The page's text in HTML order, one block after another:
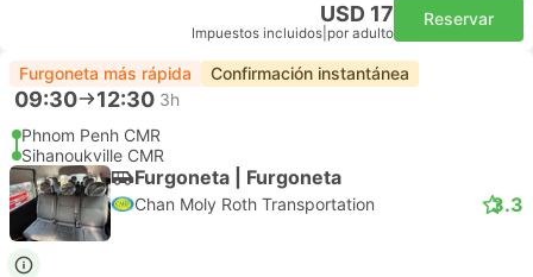
USD 17
Impuestos incluidos por adulto
Reservar
Furgoneta más rápida Confirmación instantánea
09:30 12:30 3h
Phnom Penh CMR
Sihanoukville CMR
Furgoneta | Furgoneta
Chan Moly Roth Transportation 3.3